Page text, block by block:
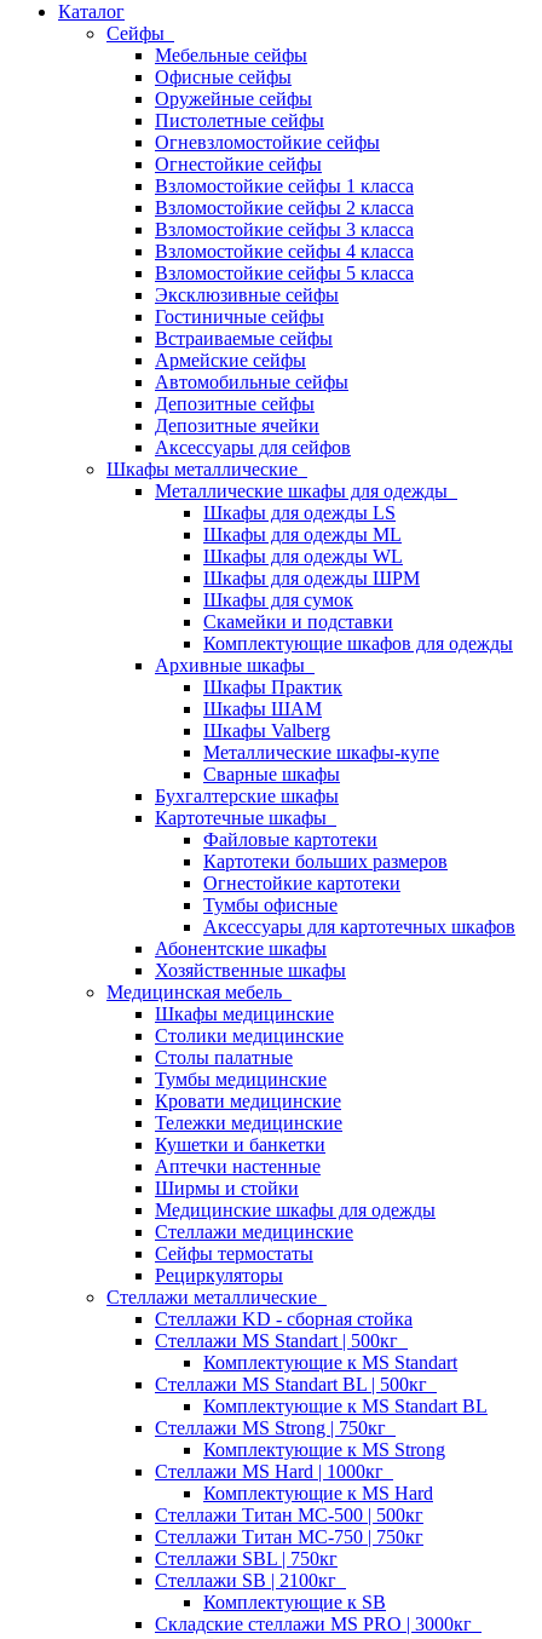
Каталог
Сейфы
Мебельные сейфы
Офисные сейфы
Оружейные сейфы
Пистолетные сейфы
Огневзломостойкие сейфы
Огнестойкие сейфы
Взломостойкие сейфы 1 класса
Взломостойкие сейфы 2 класса
Взломостойкие сейфы 3 класса
Взломостойкие сейфы 4 класса
Взломостойкие сейфы 5 класса
Эксклюзивные сейфы
Гостиничные сейфы
Встраиваемые сейфы
Армейские сейфы
Автомобильные сейфы
Депозитные сейфы
Депозитные ячейки
Аксессуары для сейфов
Шкафы металлические
Металлические шкафы для одежды
Шкафы для одежды LS
Шкафы для одежды ML
Шкафы для одежды WL
Шкафы для одежды ШРМ
Шкафы для сумок
Скамейки и подставки
Комплектующие шкафов для одежды
Архивные шкафы
Шкафы Практик
Шкафы ШАМ
Шкафы Valberg
Металлические шкафы-купе
Сварные шкафы
Бухгалтерские шкафы
Картотечные шкафы
Файловые картотеки
Картотеки больших размеров
Огнестойкие картотеки
Тумбы офисные
Аксессуары для картотечных шкафов
Абонентские шкафы
Хозяйственные шкафы
Медицинская мебель
Шкафы медицинские
Столики медицинские
Столы палатные
Тумбы медицинские
Кровати медицинские
Тележки медицинские
Кушетки и банкетки
Аптечки настенные
Ширмы и стойки
Медицинские шкафы для одежды
Стеллажи медицинские
Сейфы термостаты
Рециркуляторы
Стеллажи металлические
Стеллажи KD - сборная стойка
Стеллажи MS Standart | 500кг
Комплектующие к MS Standart
Стеллажи MS Standart BL | 500кг
Комплектующие к MS Standart BL
Стеллажи MS Strong | 750кг
Комплектующие к MS Strong
Стеллажи MS Hard | 1000кг
Комплектующие к MS Hard
Стеллажи Титан МС-500 | 500кг
Стеллажи Титан МС-750 | 750кг
Стеллажи SBL | 750кг
Стеллажи SB | 2100кг
Комплектующие к SB
Складские стеллажи MS PRO | 3000кг